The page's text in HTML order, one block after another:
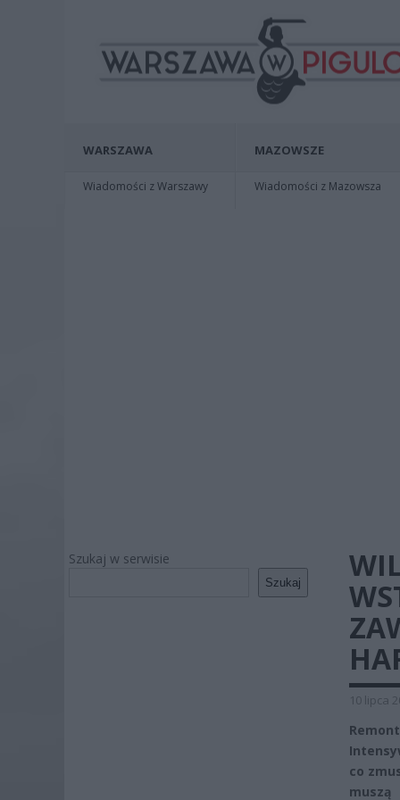
WARSZAWA
Wiadomości z Warszawy
MAZOWSZE
Wiadomości z Mazowsza
Szukaj w serwisie
Szukaj
10 lipca
co